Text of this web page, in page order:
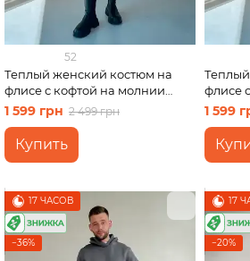
52
Теплый женский костюм на
флисе с кофтой на молнии
зелёный Merlini Анже
100001082, размер 50-52 (2XL-
3XL)
1 599 грн 2 499 грн
Купить
флисе
5XL)
1 599
17 ЧАСОВ
−36%
17
−20%